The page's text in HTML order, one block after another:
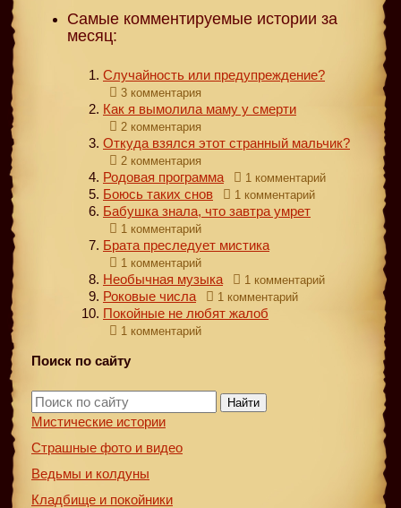
Самые комментируемые истории за
месяц:
Случайность или предупреждение?
3 комментария
Как я вымолила маму у смерти
2 комментария
Откуда взялся этот странный мальчик?
2 комментария
Родовая программа 1 комментарий
Боюсь таких снов 1 комментарий
Бабушка знала, что завтра умрет
1 комментарий
Брата преследует мистика
1 комментарий
Необычная музыка 1 комментарий
Роковые числа 1 комментарий
Покойные не любят жалоб
1 комментарий
Поиск по сайту
Найти
Мистические истории
Страшные фото и видео
Ведьмы и колдуны
Кладбище и покойники